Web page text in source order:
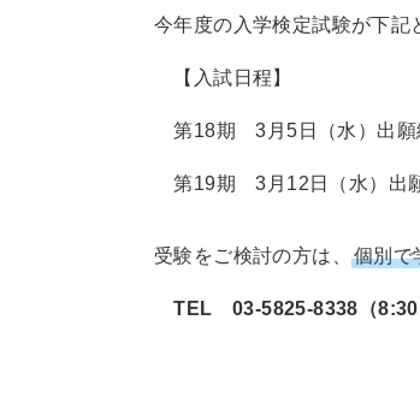
今年度の入学検定試験が下記
【入試日程】
第18期 3月5日（水）出
第19期 3月12日（水）出
受験をご検討の方は、 個別で
TEL 03-5825-8338（8:30